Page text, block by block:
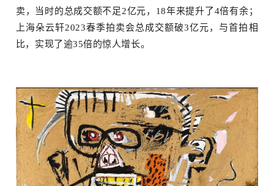
卖，当时的总成交额不足2亿元，18年来提升了4倍有余；
上海朵云轩2023春季拍卖会总成交额破3亿元，与首拍相
比，实现了逾35倍的惊人增长。